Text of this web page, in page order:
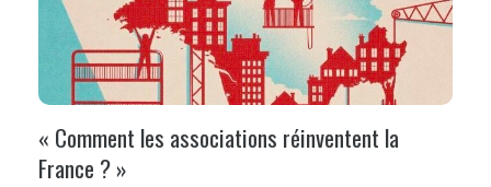
« Comment les associations réinventent la
France ? »